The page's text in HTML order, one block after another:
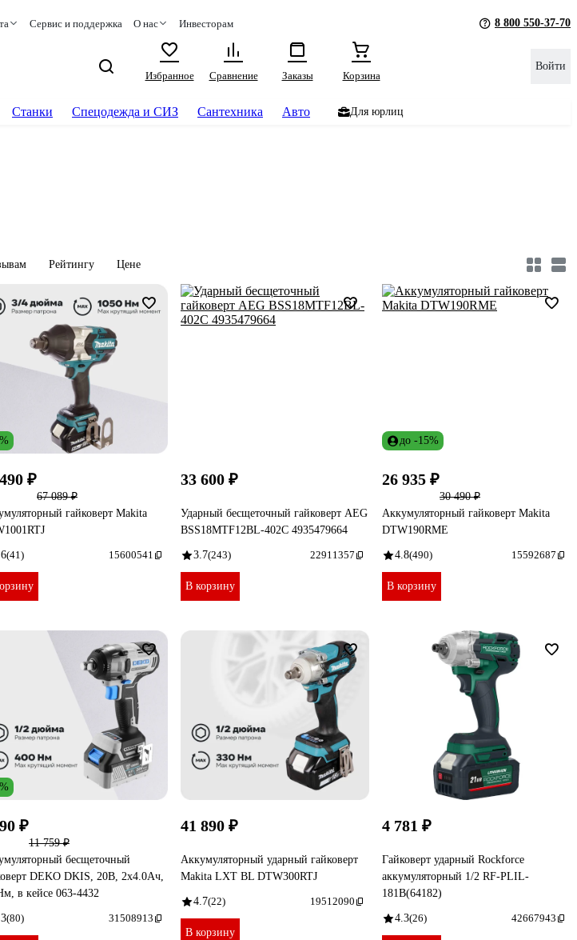
Сервис и поддержка О нас Инвесторам 8 800 550-37-70
Избранное
Сравнение Заказы Корзина
Войти
Станки Спецодежда и СИЗ Сантехника Авто Для юрлиц
Рейтингу Цене
₽
67 089 ₽
гайковерт Makita
(41) 15600541
33 600 ₽
Ударный бесщеточный гайковерт AEG
BSS18MTF12BL-402C 4935479664
3.7(243) 22911357
В корзину
до -15%
26 935 ₽
30 490 ₽
Аккумуляторный гайковерт Makita
DTW190RME
4.8(490) 15592687
В корзину
₽
11 759 ₽
бесщеточный
DEKO DKIS, 20В, 2х4.0Ач,
в кейсе 063-4432
(80) 31508913
41 890 ₽
Аккумуляторный ударный гайковерт
Makita LXT BL DTW300RTJ
4.7(22) 19512090
В корзину
4 781 ₽
Гайковерт ударный Rockforce
аккумуляторный 1/2 RF-PLIL-
181B(64182)
4.3(26) 42667943